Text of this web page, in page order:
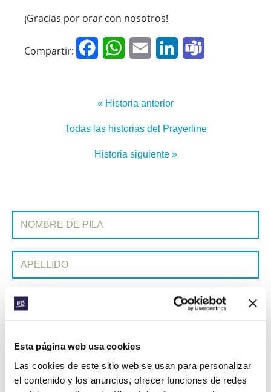
Esta página web usa cookies
Las cookies de este sitio web se usan para personalizar
el contenido y los anuncios, ofrecer funciones de redes
¡Gracias por orar con nosotros!
Compartir: FacebookWhatsApp
Email LinkedIn
« Historia anterior
Todas las historias del Prayerline
Historia siguiente »
SUSCRIBIRSE A PRAYERLINE
Nombre de pila:
Apellido:
Correo electrónico:
ENVIAR
Cada semana, IFES envía un breve correo electrónico con historias